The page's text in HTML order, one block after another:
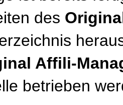
des
Affili-
betrieben